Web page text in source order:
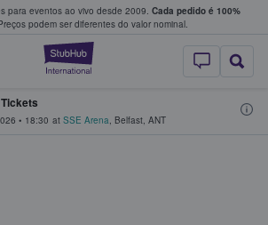
para eventos ao vivo desde 2009. Cada pedido é 100%
podem ser diferentes do valor nominal.
StubHub – onde
e vendem bilhetes
• 18:30 at SSE Arena, Belfast, ANT